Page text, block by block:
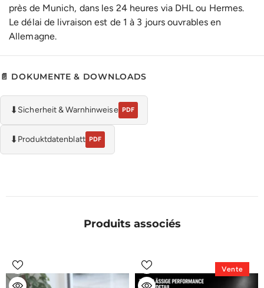
près de Munich, dans les 24 heures via DHL ou Hermes.
Le délai de livraison est de 1 à 3 jours ouvrables en
Allemagne.
📄 DOKUMENTE & DOWNLOADS
⬇Sicherheit & Warnhinweise PDF
⬇Produktdatenblatt PDF
Produits associés
Vente